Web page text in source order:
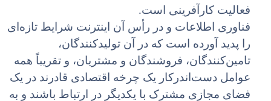
فعالیت کارآفرینی است.
فناوری اطلاعات و در رأس آن اینترنت شرایط تازهای
را پدید آورده است که در آن تولیدکنندگان،
تامینکنندگان، فروشندگان و مشتریان، و تقریباً همه
عوامل دستاندرکار یک چرخه اقتصادی قادرند در یک
فضای مجازی مشترک با یکدیگر در ارتباط باشند و به